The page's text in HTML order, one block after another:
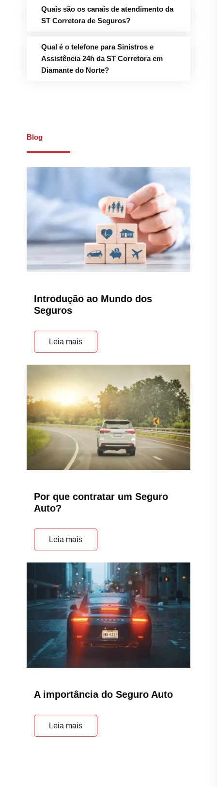
Quais são os canais de atendimento da
ST Corretora de Seguros?
Qual é o telefone para Sinistros e
Assistência 24h da ST Corretora em
Diamante do Norte?
Blog
Introdução ao Mundo dos
Seguros
Leia mais
Por que contratar um Seguro
Auto?
Leia mais
A importância do Seguro Auto
Leia mais